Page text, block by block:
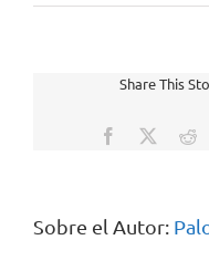
Share This
Facebook
Sobre el Autor: